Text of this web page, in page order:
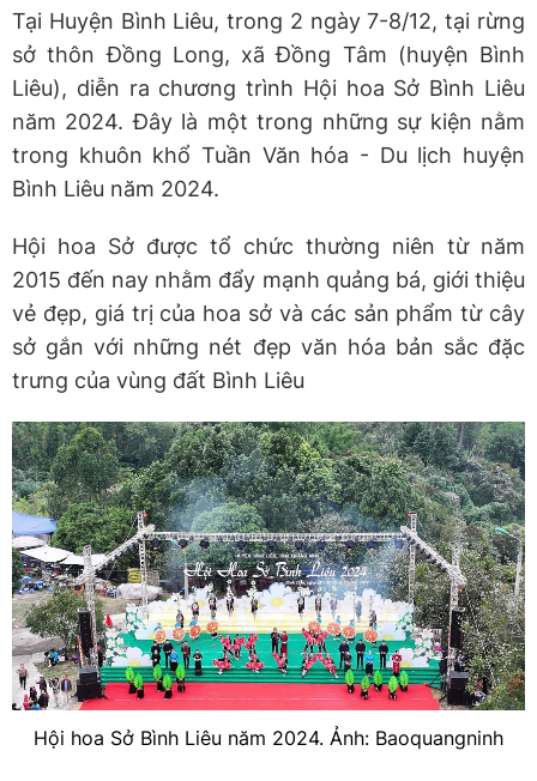
Tại Huyện Bình Liêu, trong 2 ngày 7-8/12, tại rừng
sở thôn Đồng Long, xã Đồng Tâm (huyện Bình
Liêu), diễn ra chương trình Hội hoa Sở Bình Liêu
năm 2024. Đây là một trong những sự kiện nằm
trong khuôn khổ Tuần Văn hóa - Du lịch huyện
Bình Liêu năm 2024.
Hội hoa Sở được tổ chức thường niên từ năm
2015 đến nay nhằm đẩy mạnh quảng bá, giới thiệu
vẻ đẹp, giá trị của hoa sở và các sản phẩm từ cây
sở gắn với những nét đẹp văn hóa bản sắc đặc
trưng của vùng đất Bình Liêu
Hội hoa Sở Bình Liêu năm 2024. Ảnh: Baoquangninh